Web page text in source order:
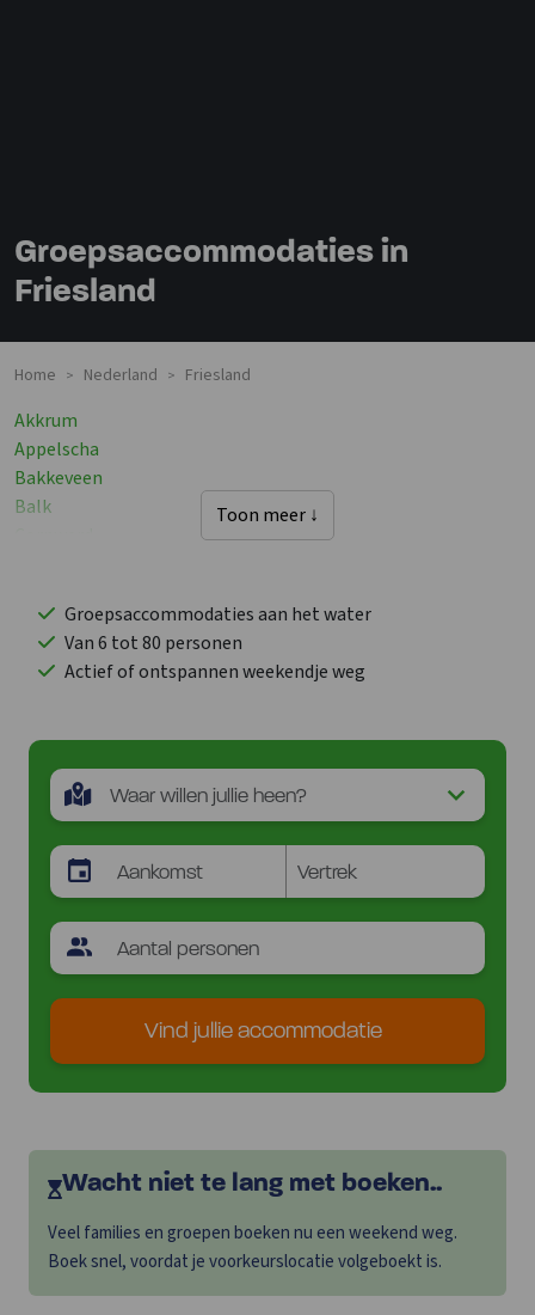
Groepsaccommodaties in
Friesland
Home > Nederland > Friesland
Akkrum
Appelscha
Bakkeveen
Balk
Earnewald
Easterein
Echtenerbrug
Eernewoude
Elahuizen
Elsloo
Ferwoude
Goingarijp
Harlingen
Hindeloopen
Holwerd
Hommerts
Lekkum
Lemmer
Nes-Akkrum
Nijhuizum
Noordwolde
Toon meer ↓
Groepsaccommodaties aan het water
Van 6 tot 80 personen
Actief of ontspannen weekendje weg
Vind jullie accommodatie
Wacht niet te lang met boeken..
Veel families en groepen boeken nu een weekend weg.
Boek snel, voordat je voorkeurslocatie volgeboekt is.